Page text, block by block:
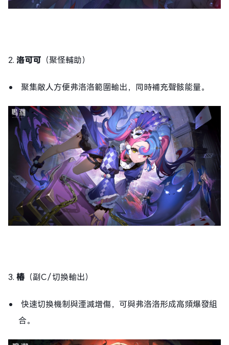
2. 洛可可 （聚怪輔助）
聚集敵人方便弗洛洛範圍輸出，同時補充聲骸能量。
3. 椿 （副C／切換輸出）
快速切換機制與湮滅增傷，可與弗洛洛形成高頻爆發組
合。